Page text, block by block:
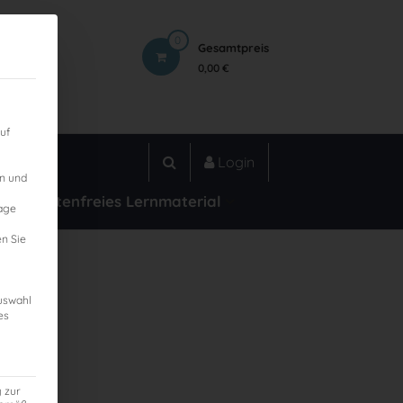
0
Gesamtpreis
0,00 €
Login
Kostenfreies Lernmaterial
und
Sie
zur